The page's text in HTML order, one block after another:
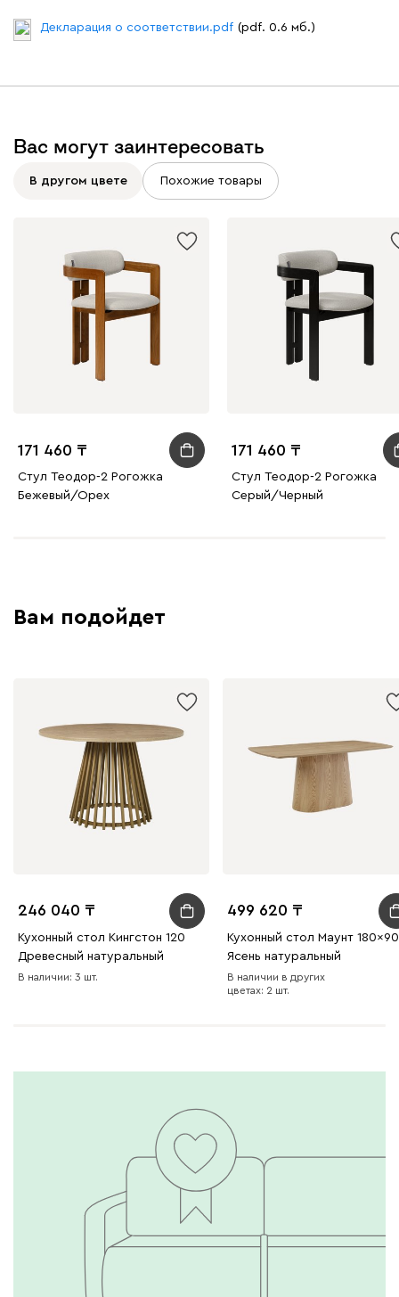
Декларация о соответствии.pdf (pdf. 0.6 мб.)
Вас могут заинтересовать
В другом цвете Похожие товары
171 460
Стул Теодор-2 Рогожка
Бежевый/Орех
171 460
Стул Теодор-2 Рогожка
Серый/Черный
Вам подойдет
246 040
Кухонный стол Кингстон 120
Древесный натуральный
В наличии: 3 шт.
499 620
Кухонный стол Маунт 180x90
Ясень натуральный
В наличии в других
цветах: 2 шт.